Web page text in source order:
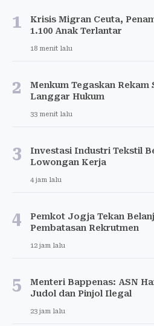
1
Krisis Migran Ceuta,
1.100 Anak Terlantar
18 menit lalu
2
Menkum Tegaskan Rekam
Langgar Hukum
33 menit lalu
3
Investasi Industri Tekstil
Lowongan Kerja
4 jam lalu
4
Pemkot Jogja Tekan
Pembatasan Rekrutmen
12 jam lalu
5
Menteri Bappenas: ASN
Judol dan Pinjol Ilegal
23 jam lalu